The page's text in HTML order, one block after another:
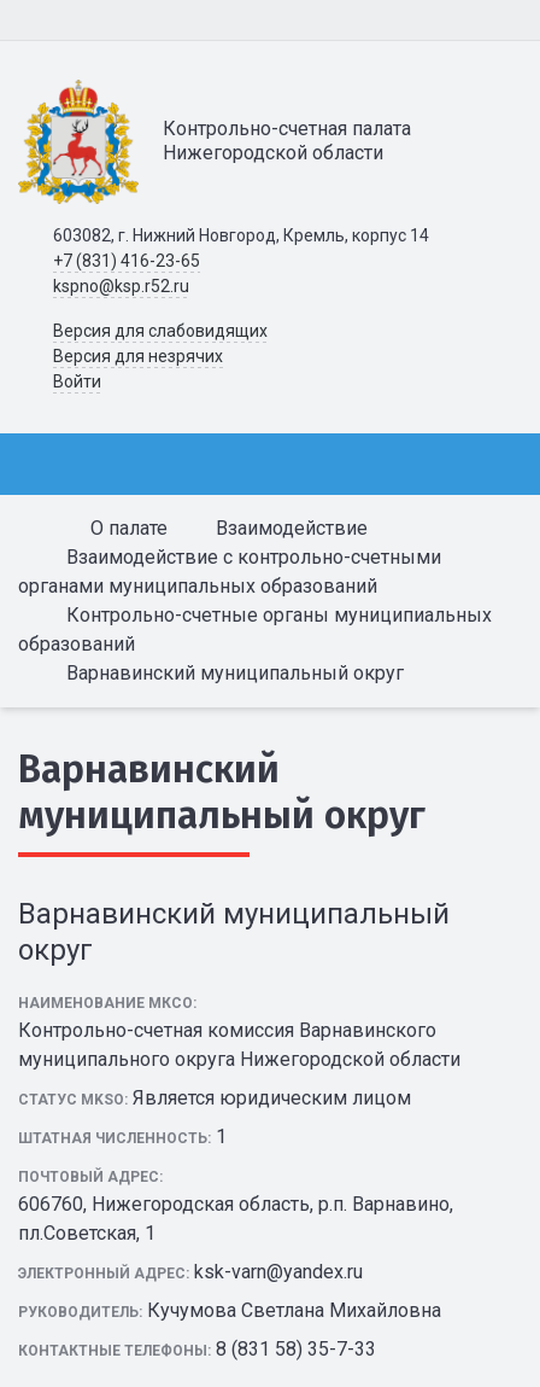
Контрольно-счетная палата
Нижегородской области
603082, г. Нижний Новгород, Кремль, корпус 14
+7 (831) 416-23-65
kspno@ksp.r52.ru
Версия для слабовидящих
Версия для незрячих
Войти
О палате
Взаимодействие
Взаимодействие с контрольно-счетными
органами муниципальных образований
Контрольно-счетные органы муниципиальных
образований
Варнавинский муниципальный округ
Варнавинский
муниципальный округ
Варнавинский муниципальный
округ
НАИМЕНОВАНИЕ МКСО:
Контрольно-счетная комиссия Варнавинского
муниципального округа Нижегородской области
СТАТУС MKSO: Является юридическим лицом
ШТАТНАЯ ЧИСЛЕННОСТЬ: 1
ПОЧТОВЫЙ АДРЕС:
606760, Нижегородская область, р.п. Варнавино,
пл.Советская, 1
ЭЛЕКТРОННЫЙ АДРЕС: ksk-varn@yandex.ru
РУКОВОДИТЕЛЬ: Кучумова Светлана Михайловна
КОНТАКТНЫЕ ТЕЛЕФОНЫ: 8 (831 58) 35-7-33